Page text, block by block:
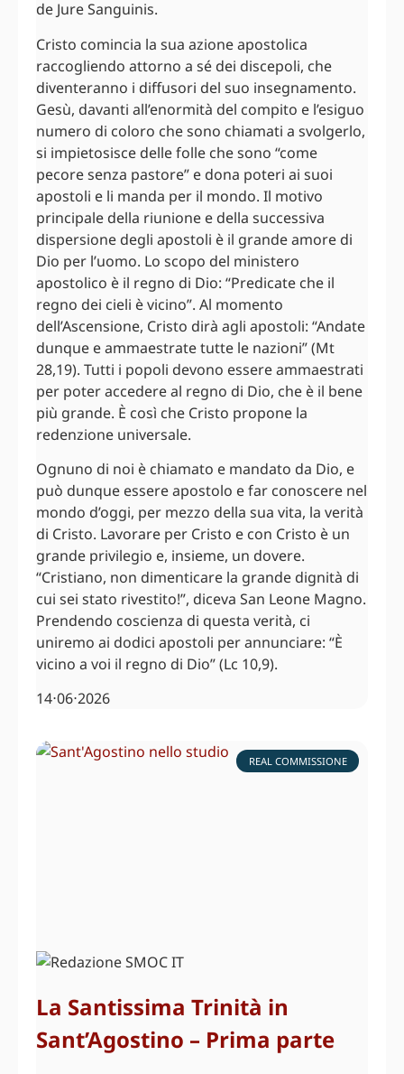
de Jure Sanguinis.
Cristo comincia la sua azione apostolica
raccogliendo attorno a sé dei discepoli, che
diventeranno i diffusori del suo insegnamento.
Gesù, davanti all’enormità del compito e l’esiguo
numero di coloro che sono chiamati a svolgerlo,
si impietosisce delle folle che sono “come
pecore senza pastore” e dona poteri ai suoi
apostoli e li manda per il mondo. Il motivo
principale della riunione e della successiva
dispersione degli apostoli è il grande amore di
Dio per l’uomo. Lo scopo del ministero
apostolico è il regno di Dio: “Predicate che il
regno dei cieli è vicino”. Al momento
dell’Ascensione, Cristo dirà agli apostoli: “Andate
dunque e ammaestrate tutte le nazioni” (Mt
28,19). Tutti i popoli devono essere ammaestrati
per poter accedere al regno di Dio, che è il bene
più grande. È così che Cristo propone la
redenzione universale.
Ognuno di noi è chiamato e mandato da Dio, e
può dunque essere apostolo e far conoscere nel
mondo d’oggi, per mezzo della sua vita, la verità
di Cristo. Lavorare per Cristo e con Cristo è un
grande privilegio e, insieme, un dovere.
“Cristiano, non dimenticare la grande dignità di
cui sei stato rivestito!”, diceva San Leone Magno.
Prendendo coscienza di questa verità, ci
uniremo ai dodici apostoli per annunciare: “È
vicino a voi il regno di Dio” (Lc 10,9).
14⋅06⋅2026
REAL COMMISSIONE
La Santissima Trinità in
Sant’Agostino – Prima parte